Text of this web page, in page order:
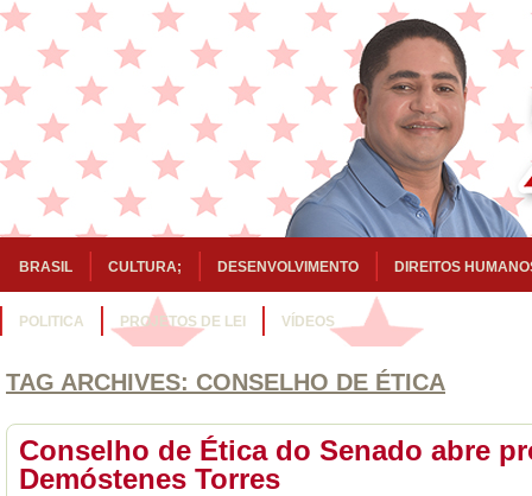
BRASIL CULTURA; DESENVOLVIMENTO DIREITOS
POLITICA PROJETOS DE LEI VÍDEOS
TAG ARCHIVES: CONSELHO DE ÉTICA
Conselho de Ética do Senado abre
Demóstenes Torres